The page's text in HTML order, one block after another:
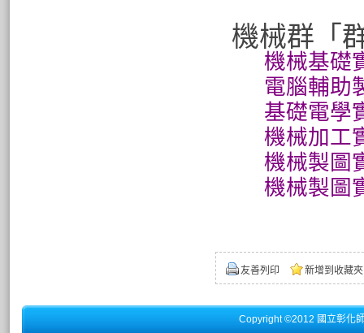
機械群「
機械基礎
電腦輔助
基礎電學
機械加工
機械製圖
機械製圖
友善列印 新增到收藏夾
Copyright ©2012 國立彰化